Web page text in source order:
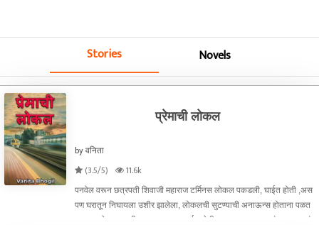
Stories Novels
प्रेमाची लोकल
by वनिता
(3.5/5)
11.6k
पनवेल वरून छत्रपती शिवाजी महाराज टर्मिनस लोकल पकडली, घाईत होती ,अस
पण घरातून निघायला उशीर झालेला, लोकलची सुटण्याची अनाऊन्स होताना पळत
जाऊन ट्रेन पकडली... आता एवढ्या घाईत लेडीज डबा धावत पकडणं शक्य नव्हतं